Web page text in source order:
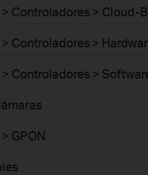
Controladores > Cloud-
Controladores >
Controladores >
GPON